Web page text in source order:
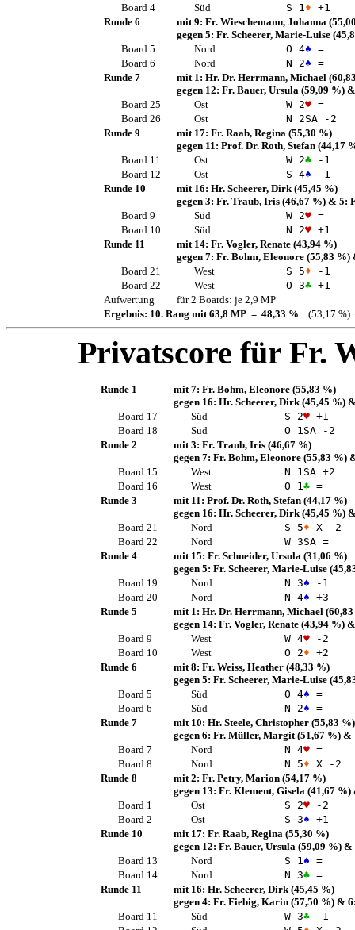
Board 4
Süd S 1 ♦ +1
Runde 6
mit 9: Fr. Wieschemann, Johanna
gegen 5: Fr. Scheerer, Marie-Luise
Board 5
Nord O 4♠ =
Board 6
Nord N 2♠ =
Runde 7
mit 1: Hr. Dr. Herrmann, Michael
gegen 12: Fr. Bauer, Ursula (59,09 %)&
Board 25
Ost W 2♥=
Board 26
Ost N 2SA-2
Runde 9
mit 17: Fr. Raab, Regina (55,30 %)
gegen 11: Prof. Dr. Roth, Stefan(44,17
Board 11
Ost W 2♣-1
Board 12
Ost S 4♠ -1
Runde 10
mit 16: Hr. Scheerer, Dirk(45,45 %)
gegen 3: Fr. Traub, Iris(46,67 %)& 5:
Board 9
Süd W 2♥=
Board 10
Süd N 2♥+1
Runde 11
mit 14: Fr. Vogler, Renate(43,94 %)
gegen 7: Fr. Bohm, Eleonore(55,83 %)
Board 21
West S 5♦ -1
Board 22
West O 3♣+1
Aufwertung
für 2 Boards: je 2,9 MP
Ergebnis: 10. Rang mit 63,8 MP = 48,33 % (53,17 %)
Privatscore für Fr.
Runde 1 mit 7: Fr. Bohm, Eleonore(55,83 %)
gegen 16: Hr. Scheerer, Dirk(45,45 %)
Board 17
Süd S 2♥+1
Board 18
Süd O 1SA-2
Runde 2
mit 3: Fr. Traub, Iris(46,67 %)
gegen 7: Fr. Bohm, Eleonore(55,83 %)
Board 15
West N 1SA+2
Board 16
West O 1♣=
Runde 3
mit 11: Prof. Dr. Roth, Stefan(44,17 %)
gegen 16: Hr. Scheerer, Dirk(45,45 %)
Board 21
Nord S 5♦ X -2
Board 22
Nord W 3SA=
Runde 4
mit 15: Fr. Schneider, Ursula(31,06 %)
gegen 5: Fr. Scheerer, Marie-Luise
Board 19
Nord N 3♠ -1
Board 20
Nord N 4♠ +3
Runde 5
mit 1: Hr. Dr. Herrmann, Michael(60,83
gegen 14: Fr. Vogler, Renate(43,94 %)
Board 9
West W 4♥-2
Board 10
West O 2♦ +2
Runde 6
mit 8: Fr. Weiss, Heather(48,33 %)
gegen 5: Fr. Scheerer, Marie-Luise
Board 5
Süd O 4♠ =
Board 6
Süd N 2♠ =
Runde 7
mit 10: Hr. Steele, Christopher(55,83 %)
gegen 6: Fr. Müller, Margit(51,67 %)&
Board 7
Nord N 4♥=
Board 8
Nord N 5♦ X -2
Runde 8
mit 2: Fr. Petry, Marion(54,17 %)
gegen 13: Fr. Klement, Gisela(41,67 %)
Board 1
Ost S 2♥-2
Board 2
Ost S 3♠ +1
Runde 10
mit 17: Fr. Raab, Regina(55,30 %)
gegen 12: Fr. Bauer, Ursula(59,09 %)&
Board 13
Nord S 1♠ =
Board 14
Nord N 3♣=
Runde 11
mit 16: Hr. Scheerer, Dirk(45,45 %)
gegen 4: Fr. Fiebig, Karin(57,50 %)&
Board 11
Süd W 3♣-1